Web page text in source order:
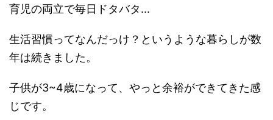
育児の両立で毎日ドタバタ...
生活習慣ってなんだっけ？というような暮らしが数
年は続きました。
子供が3~4歳になって、やっと余裕ができてきた感
じです。